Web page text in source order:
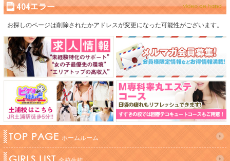
404エラー
お探しのページは削除されたかアドレスが変更になった可能性がございます。
TOP PAGE ホームルーム